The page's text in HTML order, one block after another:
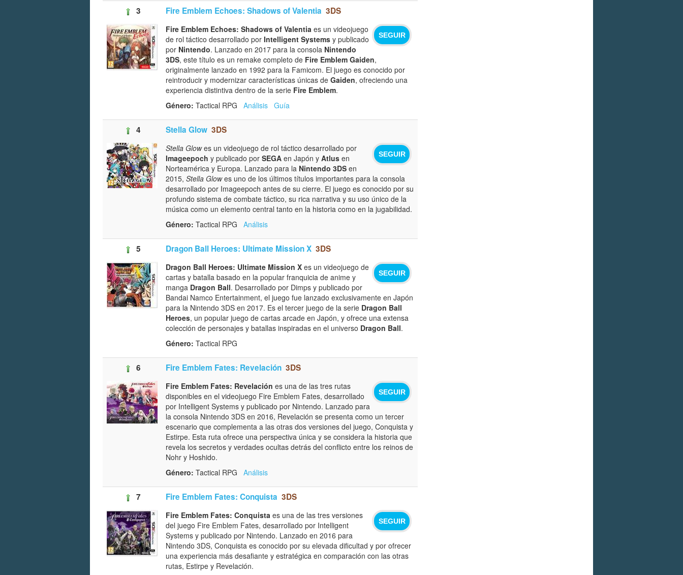
3 Fire Emblem Echoes: Shadows of Valentia 3DS
SEGUIR
Fire Emblem Echoes: Shadows of Valentia es un videojuego
de rol táctico desarrollado por Intelligent Systems y publicado
por Nintendo. Lanzado en 2017 para la consola Nintendo
3DS, este título es un remake completo de Fire Emblem Gaiden,
originalmente lanzado en 1992 para la Famicom. El juego es conocido por
reintroducir y modernizar características únicas de Gaiden, ofreciendo una
experiencia distintiva dentro de la serie Fire Emblem.
Género: Tactical RPG Análisis Guía
4 Stella Glow 3DS
SEGUIR
Stella Glowes un videojuego de rol táctico desarrollado por
Imageepoch y publicado por SEGA en Japón y Atlus en
Norteamérica y Europa. Lanzado para la Nintendo 3DS en
2015, Stella Glowes uno de los últimos títulos importantes para la consola
desarrollado por Imageepoch antes de su cierre. El juego es conocido por su
profundo sistema de combate táctico, su rica narrativa y su uso único de la
música como un elemento central tanto en la historia como en la jugabilidad.
Género: Tactical RPG Análisis
5 Dragon Ball Heroes: Ultimate Mission X 3DS
SEGUIR
Dragon Ball Heroes: Ultimate Mission X es un videojuego de
cartas y batalla basado en la popular franquicia de anime y
manga Dragon Ball. Desarrollado por Dimps y publicado por
Bandai Namco Entertainment, el juego fue lanzado exclusivamente en Japón
para la Nintendo 3DS en 2017. Es el tercer juego de la serie Dragon Ball
Heroes, un popular juego de cartas arcade en Japón, y ofrece una extensa
colección de personajes y batallas inspiradas en el universo Dragon Ball.
Género: Tactical RPG
6 Fire Emblem Fates: Revelación 3DS
SEGUIR
Fire Emblem Fates: Revelación es una de las tres rutas
disponibles en el videojuego Fire Emblem Fates, desarrollado
por Intelligent Systems y publicado por Nintendo. Lanzado para
la consola Nintendo 3DS en 2016, Revelación se presenta como un tercer
escenario que complementa a las otras dos versiones del juego, Conquista y
Estirpe. Esta ruta ofrece una perspectiva única y se considera la historia que
revela los secretos y verdades ocultas detrás del conflicto entre los reinos de
Nohr y Hoshido.
Género: Tactical RPG Análisis
7 Fire Emblem Fates: Conquista 3DS
SEGUIR
Fire Emblem Fates: Conquista es una de las tres versiones
del juego Fire Emblem Fates, desarrollado por Intelligent
Systems y publicado por Nintendo. Lanzado en 2016 para
Nintendo 3DS, Conquista es conocido por su elevada dificultad y por ofrecer
una experiencia más desafiante y estratégica en comparación con las otras
rutas, Estirpe y Revelación.